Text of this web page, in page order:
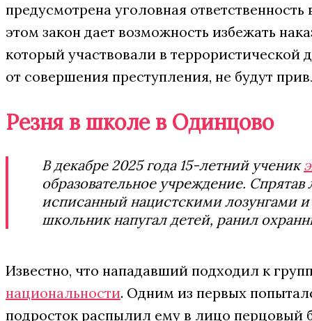
предусмотрена уголовная
этом закон дает возможность избежать
который участвовали в террористической
от совершения преступления, не будут
Резня в школе в Одинцово
В декабре 2025 года 15-летний ученик
образовательное учреждение.
исписанный нацистскими лозунгами
школьник напугал детей, ранил
Известно, что нападавший подходил к
национальности. Одним из первых
подросток распылил ему в лицо перцовый